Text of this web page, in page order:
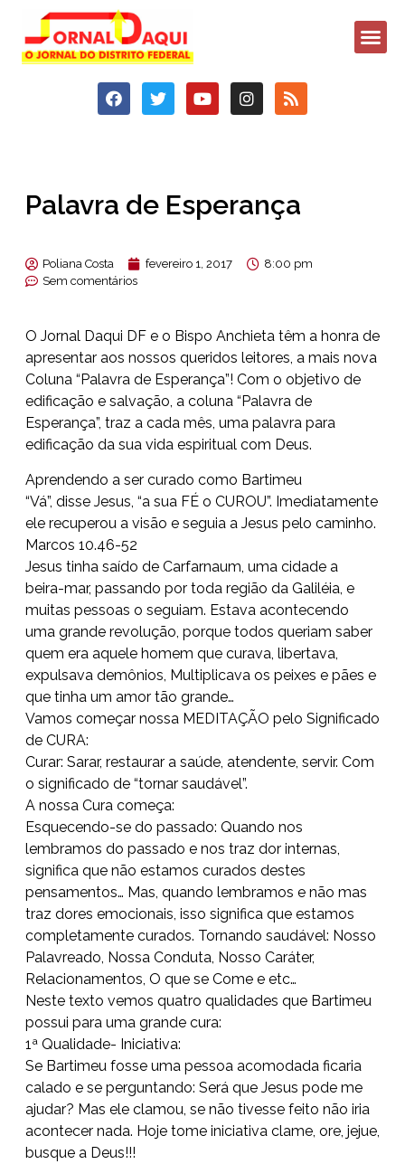
Palavra de Esperança
Poliana Costa fevereiro 1, 2017
8:00 pm
Sem comentários
O Jornal Daqui DF e o Bispo Anchieta têm a honra de
apresentar aos nossos queridos leitores, a mais nova
Coluna “Palavra de Esperança”! Com o objetivo de
edificação e salvação, a coluna “Palavra de
Esperança”, traz a cada mês, uma palavra para
edificação da sua vida espiritual com Deus.
Aprendendo a ser curado como Bartimeu
“Vá”, disse Jesus, “a sua FÉ o CUROU”. Imediatamente
ele recuperou a visão e seguia a Jesus pelo caminho.
Marcos 10.46-52
Jesus tinha saído de Carfarnaum, uma cidade a
beira-mar, passando por toda região da Galiléia, e
muitas pessoas o seguiam. Estava acontecendo
uma grande revolução, porque todos queriam saber
quem era aquele homem que curava, libertava,
expulsava demônios, Multiplicava os peixes e pães e
que tinha um amor tão grande…
Vamos começar nossa MEDITAÇÃO pelo Significado
de CURA:
Curar: Sarar, restaurar a saúde, atendente, servir. Com
o significado de “tornar saudável”.
A nossa Cura começa:
Esquecendo-se do passado: Quando nos
lembramos do passado e nos traz dor internas,
significa que não estamos curados destes
pensamentos… Mas, quando lembramos e não mas
traz dores emocionais, isso significa que estamos
completamente curados. Tornando saudável: Nosso
Palavreado, Nossa Conduta, Nosso Caráter,
Relacionamentos, O que se Come e etc…
Neste texto vemos quatro qualidades que Bartimeu
possui para uma grande cura:
1ª Qualidade- Iniciativa:
Se Bartimeu fosse uma pessoa acomodada ficaria
calado e se perguntando: Será que Jesus pode me
ajudar? Mas ele clamou, se não tivesse feito não iria
acontecer nada. Hoje tome iniciativa clame, ore, jejue,
busque a Deus!!!